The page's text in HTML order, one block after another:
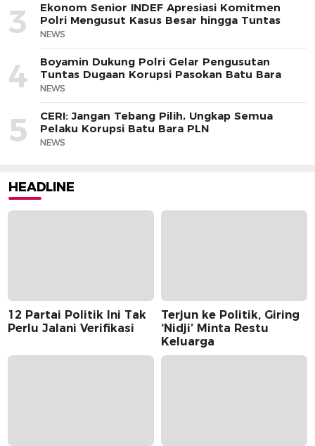
3
Ekonom Senior INDEF Apresiasi Komitmen
Polri Mengusut Kasus Besar hingga Tuntas
NEWS
4
Boyamin Dukung Polri Gelar Pengusutan
Tuntas Dugaan Korupsi Pasokan Batu Bara
NEWS
5
CERI: Jangan Tebang Pilih, Ungkap Semua
Pelaku Korupsi Batu Bara PLN
NEWS
HEADLINE
12 Partai Politik Ini Tak
Perlu Jalani Verifikasi
Terjun ke Politik, Giring
‘Nidji’ Minta Restu
Keluarga